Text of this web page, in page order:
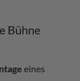
Bühne
eines